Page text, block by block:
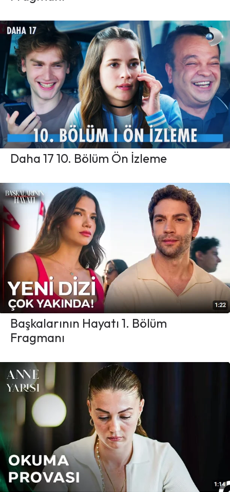
Daha 17 10. Bölüm Ön İzleme
Başkalarının Hayatı 1. Bölüm
Fragmanı